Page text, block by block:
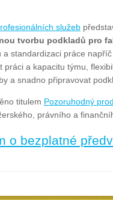
služeb
tvorbu podkladů pro
a standardizaci práce
práci a kapacitu týmu,
a snadno připravovat
titulem Pozoruhodný
právního a
o bezplatné